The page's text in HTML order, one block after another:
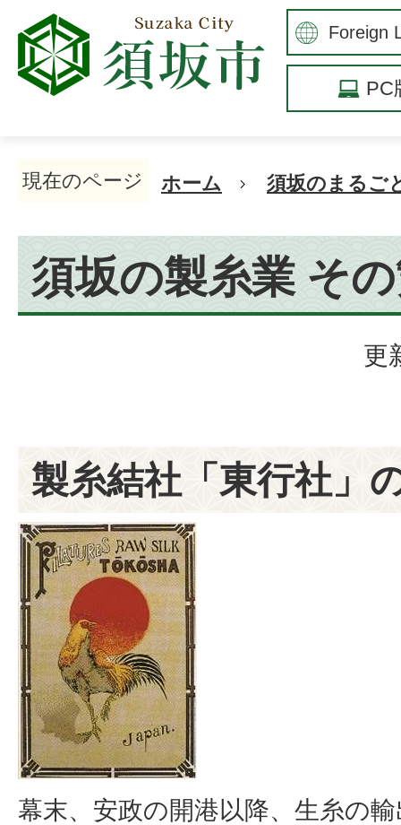
PC
現在のページ ホーム 須坂のまるご
須坂の製糸業 そ
更
製糸結社「東行社」
幕末、安政の開港以降、生糸の